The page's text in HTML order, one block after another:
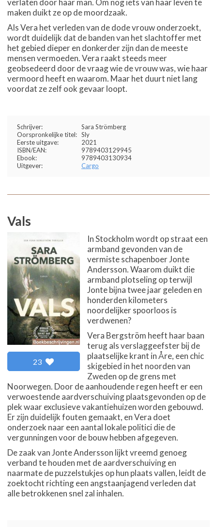
verlaten door haar man. Om nog iets van haar leven te
maken duikt ze op de moordzaak.
Als Vera het verleden van de dode vrouw onderzoekt,
wordt duidelijk dat de banden van het slachtoffer met
het gebied dieper en donkerder zijn dan de meeste
mensen vermoeden. Vera raakt steeds meer
geobsedeerd door de vraag wie de vrouw was, wie haar
vermoord heeft en waarom. Maar het duurt niet lang
voordat ze zelf ook gevaar loopt.
Schrijver:
Sara Strömberg
Oorspronkelijke titel: Sly
Eerste uitgave:
2021
ISBN/EAN:
9789403129945
Ebook:
9789403130934
Uitgever:
Cargo
Vals
23
In Stockholm wordt op straat een
armband gevonden van de
vermiste schapenboer Jonte
Andersson. Waarom duikt die
armband plotseling op terwijl
Jonte bijna twee jaar geleden en
honderden kilometers
noordelijker spoorloos is
verdwenen?
Vera Bergström heeft haar baan
terug als verslaggeefster bij de
plaatselijke krant in Åre, een chic
skigebied in het noorden van
Zweden op de grens met
Noorwegen. Door de aanhoudende regen heeft er een
verwoestende aardverschuiving plaatsgevonden op de
plek waar exclusieve vakantiehuizen worden gebouwd.
Er zijn duidelijk fouten gemaakt, en Vera doet
onderzoek naar een aantal lokale politici die de
vergunningen voor de bouw hebben afgegeven.
De zaak van Jonte Andersson lijkt vreemd genoeg
verband te houden met de aardverschuiving en
naarmate de puzzelstukjes op hun plaats vallen, leidt de
zoektocht richting een angstaanjagend verleden dat
alle betrokkenen snel zal inhalen.